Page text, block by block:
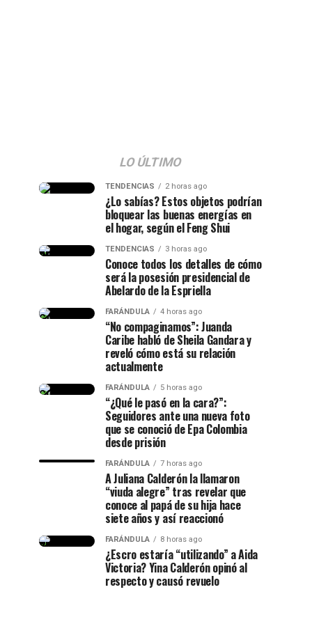
LO ÚLTIMO
TENDENCIAS 2 horas ago
¿Lo sabías? Estos objetos podrían
bloquear las buenas energías en
el hogar, según el Feng Shui
TENDENCIAS 3 horas ago
Conoce todos los detalles de cómo
será la posesión presidencial de
Abelardo de la Espriella
FARÁNDULA 4 horas ago
“No compaginamos”: Juanda
Caribe habló de Sheila Gandara y
reveló cómo está su relación
actualmente
FARÁNDULA 5 horas ago
“¿Qué le pasó en la cara?”:
Seguidores ante una nueva foto
que se conoció de Epa Colombia
desde prisión
FARÁNDULA 7 horas ago
A Juliana Calderón la llamaron
“viuda alegre” tras revelar que
conoce al papá de su hija hace
siete años y así reaccionó
FARÁNDULA 8 horas ago
¿Escro estaría “utilizando” a Aida
Victoria? Yina Calderón opinó al
respecto y causó revuelo